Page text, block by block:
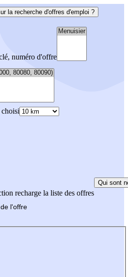
la recherche d'offres d'emploi ?
numéro d'offre
recharge la liste des offres
Qui sont
de l'offre